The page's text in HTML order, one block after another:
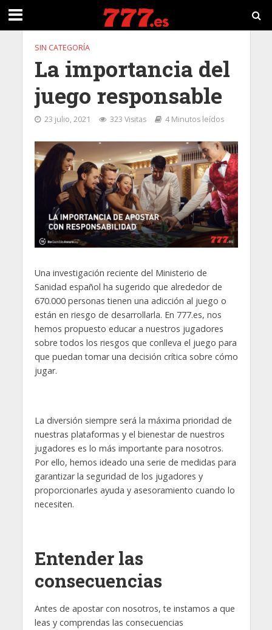
SIN CATEGORÍA
La importancia del
juego responsable
23 julio, 2021 323 Visitas 4 Minutos leídos
Una investigación reciente del Ministerio de
Sanidad español ha sugerido que alrededor de
670.000 personas tienen una adicción al juego o
están en riesgo de desarrollarla. En 777.es, nos
hemos propuesto educar a nuestros jugadores
sobre todos los riesgos que conlleva el juego para
que puedan tomar una decisión crítica sobre cómo
jugar.
La diversión siempre será la máxima prioridad de
nuestras plataformas y el bienestar de nuestros
jugadores es lo más importante para nosotros.
Por ello, hemos ideado una serie de medidas para
garantizar la seguridad de los jugadores y
proporcionarles ayuda y asesoramiento cuando lo
necesiten.
Entender las
consecuencias
Antes de apostar con nosotros, te instamos a que
leas y comprendas las consecuencias